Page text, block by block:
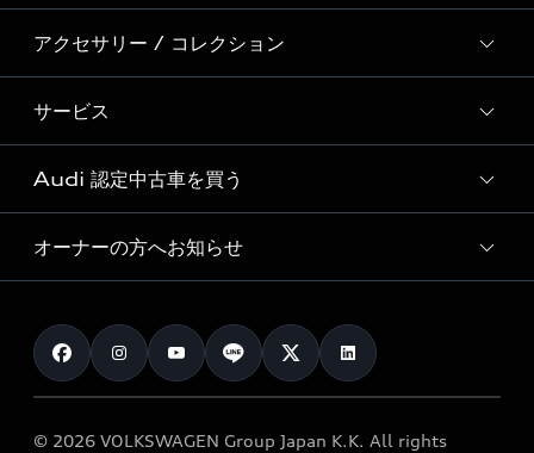
Audi Sport
Formula 1®
デジタルサービス
新車在庫検索
試乗車・展示車検索
見積り依頼
試乗予約
モデル一覧
特別仕様モデル / 限定モデル
e-tronラインアップ
価格シミュレーション
車両比較
カタログ一覧
アクセサリー / コレクション
純正アクセサリー
オンラインショップ
Audi collection
アウディナビアプリ
サービス
サービス入庫予約
サービスプログラム
メンテナンス
車検 / 定期点検
e-tronアフターサポート
Audi 認定中古車を買う
Audi認定中古車
クオリティ
保証
メンテナンス
オーナーの方へお知らせ
お知らせ
オーナー様向けキャンペーン
© 2026 VOLKSWAGEN Group Japan K.K. All rights